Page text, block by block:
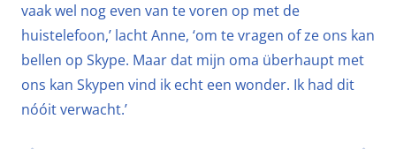
vaak wel nog even van te voren op met de
huistelefoon,’ lacht Anne, ‘om te vragen of ze ons kan
bellen op Skype. Maar dat mijn oma überhaupt met
ons kan Skypen vind ik echt een wonder. Ik had dit
nóóit verwacht.’